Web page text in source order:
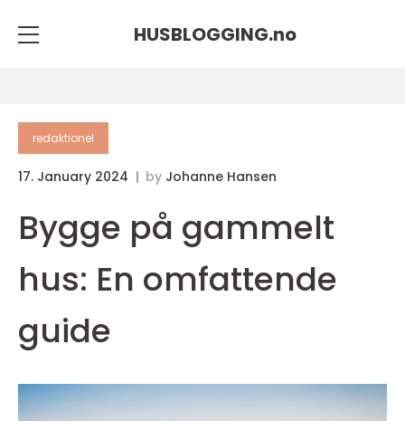
HUSBLOGGING.no
redaktionel
17. January 2024 by Johanne Hansen
Bygge på gammelt
hus: En omfattende
guide